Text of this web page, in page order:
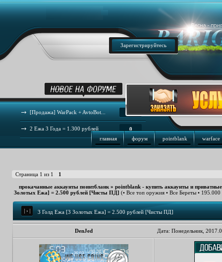
Зарегистрируйтесь
44
[Продажа] WarPack + AvtoBot...
0
2 Ежа 3 Года = 1.300 рублей
главная
форум pointblank warface
Страница 1 из 1 1
прокачанные аккаунты поинтбланк » pointblank - купить аккаунты и
Золотых Ежа] = 2.500 рублей [Чисты ПД] (• Все топ оружия • Все Береты •
3 Голд Ежа [3 Золотых Ежа] = 2.500 рублей [Чисты ПД]
DenJed Дата: Понедельник,